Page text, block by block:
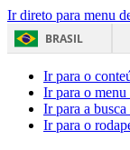
Ir direto para menu
BRASIL
Ir para o
Ir para o menu
Ir para a busca
Ir para o